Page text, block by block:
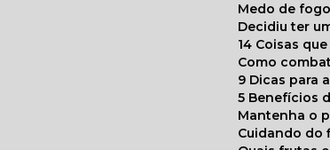
Medo de
Decidiu ter
14 Coisas
Como
9 Dicas
5
Mantenha o
Cuidando